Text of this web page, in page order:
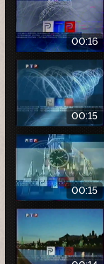
00:16
00:15
00:15